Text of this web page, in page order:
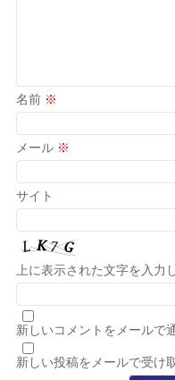
名前 ※
メール ※
サイト
上に表示された文字を入力
新しいコメントをメールで
新しい投稿をメールで受け